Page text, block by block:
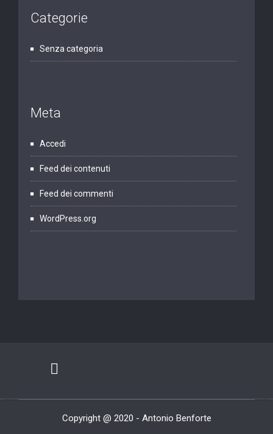
Categorie
Senza categoria
Meta
Accedi
Feed dei contenuti
Feed dei commenti
WordPress.org
Copyright @ 2020 - Antonio Benforte